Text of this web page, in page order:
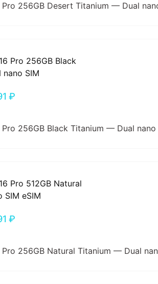
Pro 256GB Desert Titanium — Dual
₽
Pro 256GB Black Titanium — Dual nano
₽
Pro 256GB Natural Titanium — Dual